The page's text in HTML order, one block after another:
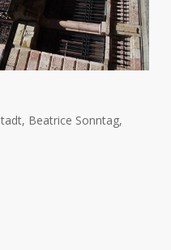
Beatrice Sonntag,